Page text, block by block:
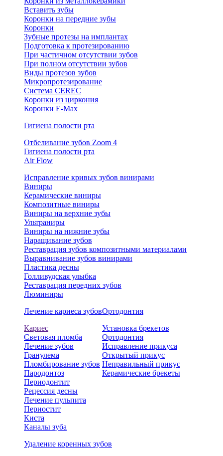
Вставить зубы
Коронки на передние зубы
Коронки
Зубные протезы на имплантах
Подготовка к протезированию
При частичном отсутствии зубов
При полном отсутствии зубов
Виды протезов зубов
Микропротезирование
Система CEREC
Коронки из циркония
Коронки E-Max
Гигиена полости рта
Отбеливание зубов Zoom 4
Гигиена полости рта
Air Flow
Исправление кривых зубов винирами
Виниры
Керамические виниры
Композитные виниры
Виниры на верхние зубы
Ультраниры
Виниры на нижние зубы
Наращивание зубов
Реставрация зубов композитными материалами
Выравнивание зубов винирами
Пластика десны
Голливудская улыбка
Реставрация передних зубов
Люминиры
Лечение кариеса зубов
Кариес
Световая пломба
Лечение зубов
Гранулема
Пломбирование зубов
Пародонтоз
Периодонтит
Рецессия десны
Лечение пульпита
Периостит
Киста
Каналы зуба
Ортодонтия
Установка брекетов
Ортодонтия
Исправление прикуса
Открытый прикус
Неправильный прикус
Керамические брекеты
Удаление коренных зубов